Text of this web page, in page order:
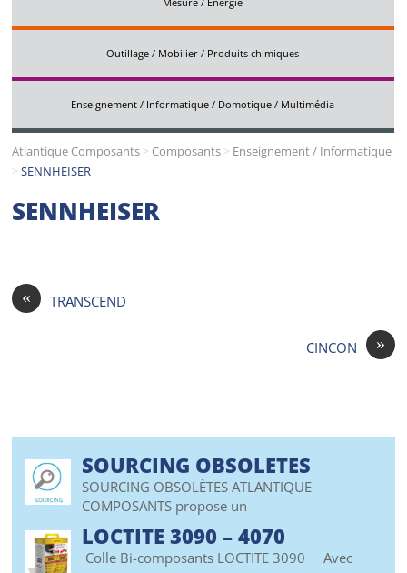
Outillage / Mobilier / Produits chimiques
Enseignement / Informatique / Domotique / Multimédia
Atlantique Composants > Composants > Enseignement / Informatique
>SENNHEISER
SENNHEISER
« TRANSCEND
»
CINCON
SOURCING OBSOLETES
SOURCING OBSOLÈTES ATLANTIQUE
COMPOSANTS propose un
LOCTITE 3090 – 4070
Colle Bi-composants LOCTITE 3090 Avec